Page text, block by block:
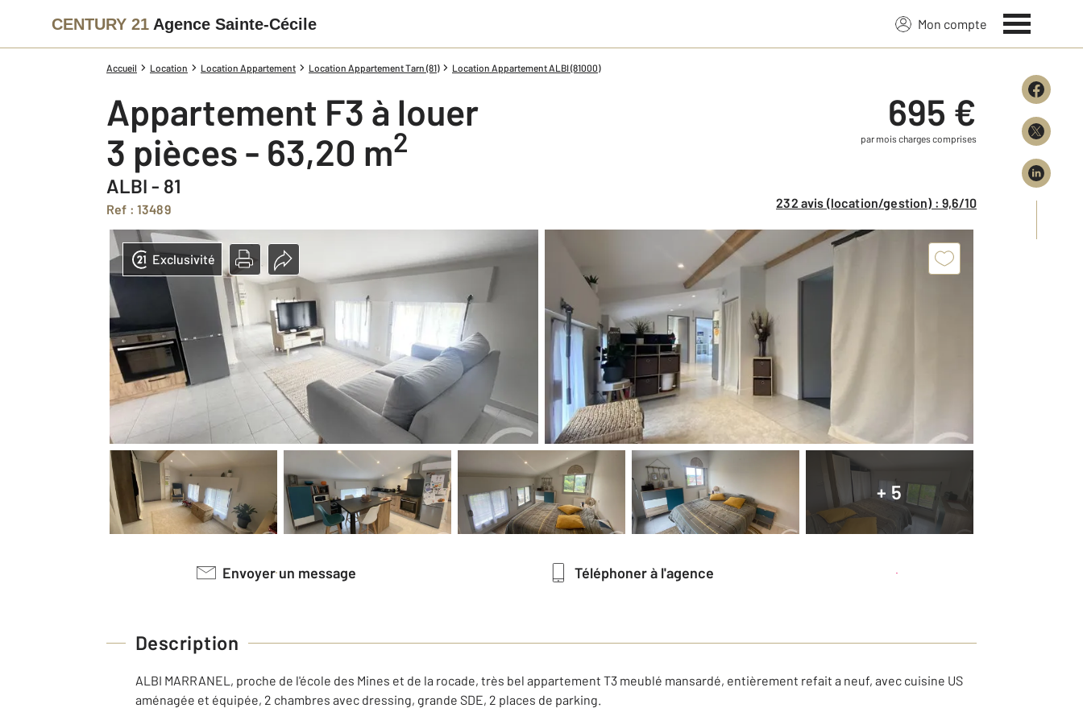
CENTURY 21 Agence Sainte-Cécile Mon compte
Accueil Location Location Appartement Location Appartement Tarn (81) Location Appartement ALBI (81000)
Appartement F3 à louer
3 pièces - 63,20 m2
ALBI - 81
Ref : 13489
695 €
par mois charges comprises
232 avis (location/gestion) : 9,6/10
+ 5
Exclusivité
Envoyer un message Téléphoner à l'agence
Description
ALBI MARRANEL, proche de l'école des Mines et de la rocade, très bel appartement T3 meublé mansardé, entièrement refait a neuf, avec cuisine US
aménagée et équipée, 2 chambres avec dressing, grande SDE, 2 places de parking.